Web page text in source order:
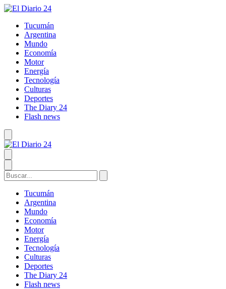
Tucumán
Argentina
Mundo
Economía
Motor
Energía
Tecnología
Culturas
Deportes
The Diary 24
Flash news
Tucumán
Argentina
Mundo
Economía
Motor
Energía
Tecnología
Culturas
Deportes
The Diary 24
Flash news